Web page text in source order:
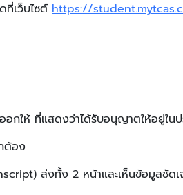
ที่เว็บไซต์ https://
อกให้ ที่แสดงว่าได้รับอนุญาตให้อยู่ใ
ต้อง
ส่งทั้ง 2 หน้าและเห็นข้อมูลชั